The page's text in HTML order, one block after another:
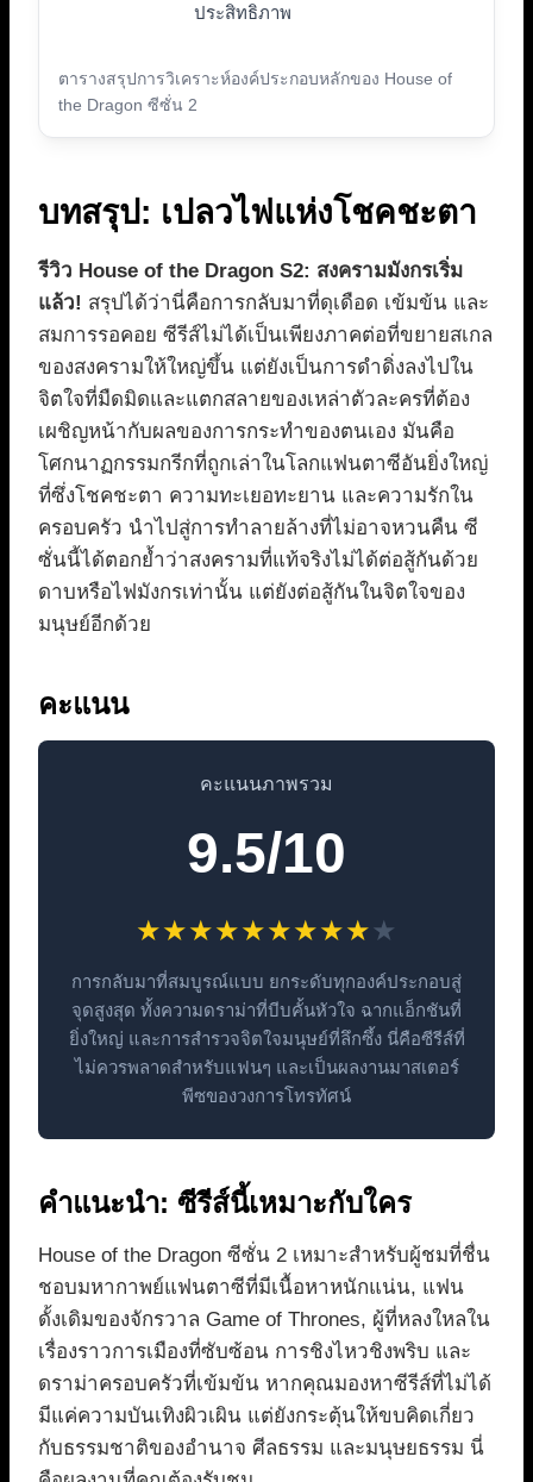
ตารางสรุปการวิเคราะห์องค์ประกอบหลักของ House of
the Dragon ซีซั่น 2
ประสิทธิภาพ
บทสรุป: เปลวไฟแห่งโชคชะตา
รีวิว House of the Dragon S2: สงครามมังกรเริ่ม
แล้ว! สรุปได้ว่านี่คือการกลับมาที่ดุเดือด เข้มข้น และ
สมการรอคอย ซีรีส์ไม่ได้เป็นเพียงภาคต่อที่ขยายสเกล
ของสงครามให้ใหญ่ขึ้น แต่ยังเป็นการดำดิ่งลงไปใน
จิตใจที่มืดมิดและแตกสลายของเหล่าตัวละครที่ต้อง
เผชิญหน้ากับผลของการกระทำของตนเอง มันคือ
โศกนาฏกรรมกรีกที่ถูกเล่าในโลกแฟนตาซีอันยิ่งใหญ่
ที่ซึ่งโชคชะตา ความทะเยอทะยาน และความรักใน
ครอบครัว นำไปสู่การทำลายล้างที่ไม่อาจหวนคืน ซี
ซั่นนี้ได้ตอกย้ำว่าสงครามที่แท้จริงไม่ได้ต่อสู้กันด้วย
ดาบหรือไฟมังกรเท่านั้น แต่ยังต่อสู้กันในจิตใจของ
มนุษย์อีกด้วย
คะแนน
คะแนนภาพรวม
9.5/10
★★★★★★★★★★
การกลับมาที่สมบูรณ์แบบ ยกระดับทุกองค์ประกอบสู่
จุดสูงสุด ทั้งความดราม่าที่บีบคั้นหัวใจ ฉากแอ็กชันที่
ยิ่งใหญ่ และการสำรวจจิตใจมนุษย์ที่ลึกซึ้ง นี่คือซีรีส์ที่
ไม่ควรพลาดสำหรับแฟนๆ และเป็นผลงานมาสเตอร์
พีซของวงการโทรทัศน์
คำแนะนำ: ซีรีส์นี้เหมาะกับใคร
House of the Dragon ซีซั่น 2 เหมาะสำหรับผู้ชมที่ชื่น
ชอบมหากาพย์แฟนตาซีที่มีเนื้อหาหนักแน่น, แฟน
ดั้งเดิมของจักรวาล Game of Thrones, ผู้ที่หลงใหลใน
เรื่องราวการเมืองที่ซับซ้อน การชิงไหวชิงพริบ และ
ดราม่าครอบครัวที่เข้มข้น หากคุณมองหาซีรีส์ที่ไม่ได้
มีแค่ความบันเทิงผิวเผิน แต่ยังกระตุ้นให้ขบคิดเกี่ยว
กับธรรมชาติของอำนาจ ศีลธรรม และมนุษยธรรม นี่